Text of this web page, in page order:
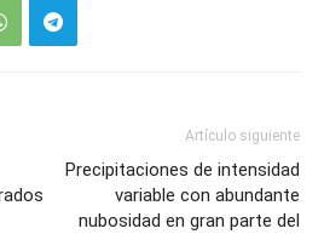
Artículo siguiente
Precipitaciones de intensidad
variable con abundante
nubosidad en gran parte del